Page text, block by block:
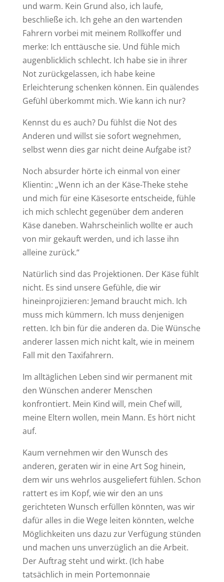
und warm. Kein Grund also, ich laufe,
beschließe ich. Ich gehe an den wartenden
Fahrern vorbei mit meinem Rollkoffer und
merke: Ich enttäusche sie. Und fühle mich
augenblicklich schlecht. Ich habe sie in ihrer
Not zurückgelassen, ich habe keine
Erleichterung schenken können. Ein quälendes
Gefühl überkommt mich. Wie kann ich nur?
Kennst du es auch? Du fühlst die Not des
Anderen und willst sie sofort wegnehmen,
selbst wenn dies gar nicht deine Aufgabe ist?
Noch absurder hörte ich einmal von einer
Klientin: „Wenn ich an der Käse-Theke stehe
und mich für eine Käsesorte entscheide, fühle
ich mich schlecht gegenüber dem anderen
Käse daneben. Wahrscheinlich wollte er auch
von mir gekauft werden, und ich lasse ihn
alleine zurück.“
Natürlich sind das Projektionen. Der Käse fühlt
nicht. Es sind unsere Gefühle, die wir
hineinprojizieren: Jemand braucht mich. Ich
muss mich kümmern. Ich muss denjenigen
retten. Ich bin für die anderen da. Die Wünsche
anderer lassen mich nicht kalt, wie in meinem
Fall mit den Taxifahrern.
Im alltäglichen Leben sind wir permanent mit
den Wünschen anderer Menschen
konfrontiert. Mein Kind will, mein Chef will,
meine Eltern wollen, mein Mann. Es hört nicht
auf.
Kaum vernehmen wir den Wunsch des
anderen, geraten wir in eine Art Sog hinein,
dem wir uns wehrlos ausgeliefert fühlen. Schon
rattert es im Kopf, wie wir den an uns
gerichteten Wunsch erfüllen könnten, was wir
dafür alles in die Wege leiten könnten, welche
Möglichkeiten uns dazu zur Verfügung stünden
und machen uns unverzüglich an die Arbeit.
Der Auftrag steht und wirkt. (Ich habe
tatsächlich in mein Portemonnaie